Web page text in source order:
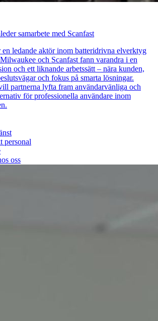
samarbete med Scanfast
ledande aktör inom batteridrivna elverktyg
och Scanfast fann varandra i en
och ett liknande arbetssätt – nära kunden,
och fokus på smarta lösningar.
partnerna lyfta fram användarvänliga och
för professionella användare inom
personal
oss